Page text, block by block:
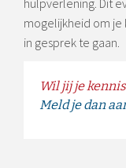
hulpverlening. Dit
mogelijkheid om
in gesprek te gaan.
Wil jij je
Meld je dan